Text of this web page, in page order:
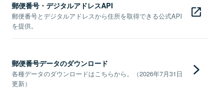
郵便番号・デジタルアドレスAPI
郵便番号とデジタルアドレスから住所を取得できる公式API
を提供。
郵便番号データのダウンロード
各種データのダウンロードはこちらから。（2026年7月31日
更新）